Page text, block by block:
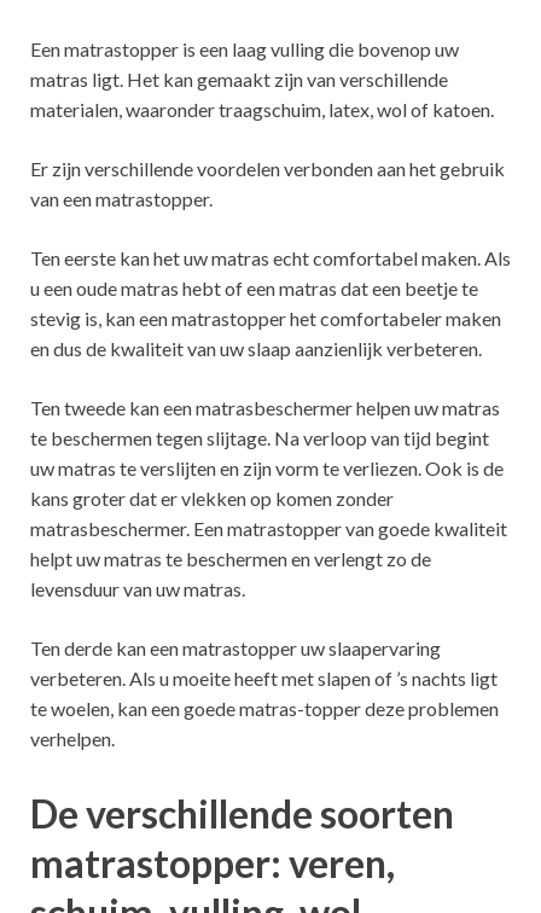
Een matrastopper is een laag vulling die bovenop uw
matras ligt. Het kan gemaakt zijn van verschillende
materialen, waaronder traagschuim, latex, wol of katoen.
Er zijn verschillende voordelen verbonden aan het gebruik
van een matrastopper.
Ten eerste kan het uw matras echt comfortabel maken. Als
u een oude matras hebt of een matras dat een beetje te
stevig is, kan een matrastopper het comfortabeler maken
en dus de kwaliteit van uw slaap aanzienlijk verbeteren.
Ten tweede kan een matrasbeschermer helpen uw matras
te beschermen tegen slijtage. Na verloop van tijd begint
uw matras te verslijten en zijn vorm te verliezen. Ook is de
kans groter dat er vlekken op komen zonder
matrasbeschermer. Een matrastopper van goede kwaliteit
helpt uw matras te beschermen en verlengt zo de
levensduur van uw matras.
Ten derde kan een matrastopper uw slaapervaring
verbeteren. Als u moeite heeft met slapen of ’s nachts ligt
te woelen, kan een goede matras-topper deze problemen
verhelpen.
De verschillende soorten
matrastopper: veren,